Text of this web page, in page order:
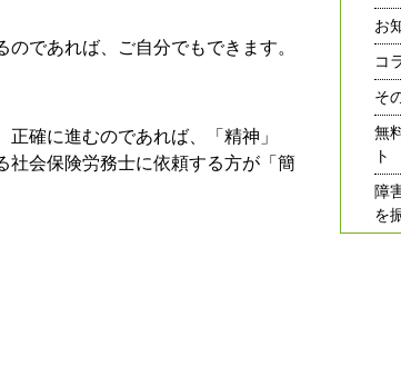
であれば、ご自分でもできます。
確に進むのであれば、「精神」
社会保険労務士に依頼する方が「簡
お
コ
そ
無
ト
障
を